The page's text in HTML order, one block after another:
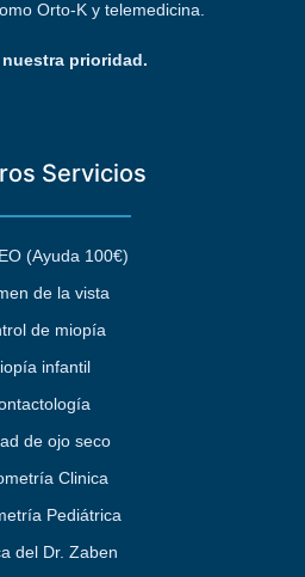
Orto-K y telemedicina.
prioridad.
Servicios
(Ayuda 100€)
de la vista
de miopía
infantil
de ojo seco
Clinica
Pediátrica
del Dr. Zaben